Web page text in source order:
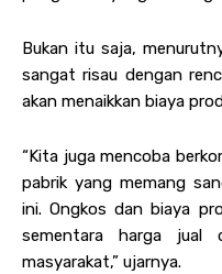
Bukan itu saja,
sangat risau dengan
akan menaikkan biaya
“Kita juga mencoba
pabrik yang memang
ini. Ongkos dan biaya
sementara harga jual
masyarakat,” ujarnya.